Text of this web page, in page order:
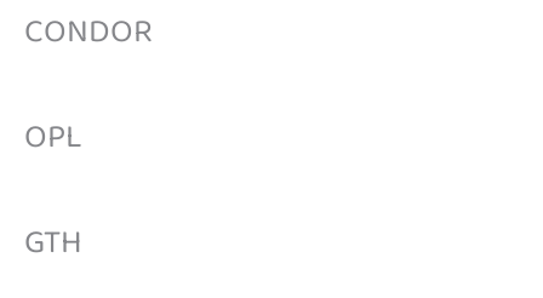
CONDOR
OPL
GTH